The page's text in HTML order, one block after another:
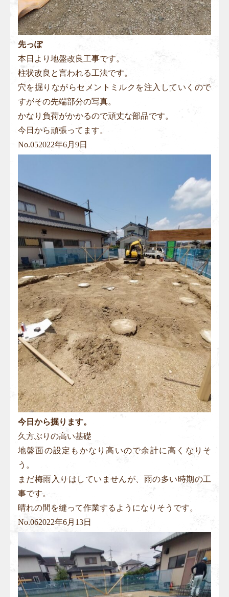
先っぽ
本日より地盤改良工事です。
柱状改良と言われる工法です。
穴を掘りながらセメントミルクを注入していくので
すがその先端部分の写真。
かなり負荷がかかるので頑丈な部品です。
今日から頑張ってます。
No.052022年6月9日
今日から掘ります。
久方ぶりの高い基礎
地盤面の設定もかなり高いので余計に高くなりそ
う。
まだ梅雨入りはしていませんが、雨の多い時期の工
事です。
晴れの間を縫って作業するようになりそうです。
No.062022年6月13日